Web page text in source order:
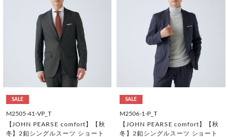
SALE
M2505-41-VP_T
【JOHN PEARSE comfort】【秋
冬】2釦シングルスーツ ショート
SALE
M2506-1-P_T
【JOHN PEARSE comfort】【秋
冬】2釦シングルスーツ ショート